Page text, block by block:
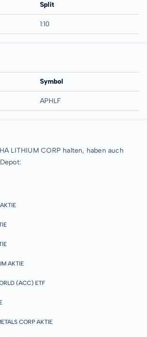
Split
1:10
Symbol
APHLF
LITHIUM CORP halten, haben auch
AKTIE
(ACC) ETF
CORP AKTIE